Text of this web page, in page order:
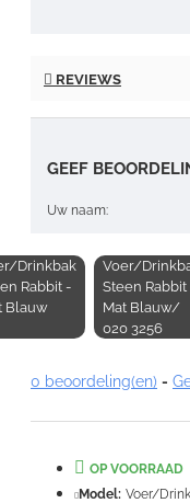
REVIEWS
GEEF
Uw naam:
Note:HTML-code
Slecht
Drinkbak
Rabbit -
Blauw
Voer/
Steen Rabbit
Mat Blauw/
020 3256
0 beoordeling(en) -
OP VOORRAAD
Model: Voer/